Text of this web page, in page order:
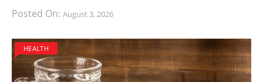
Posted On: August 3, 2026
HEALTH